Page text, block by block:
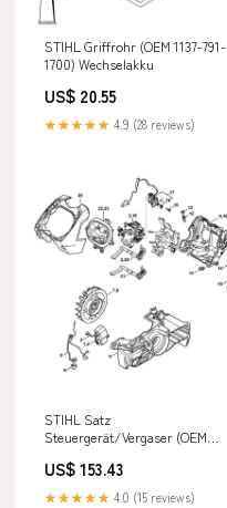
STIHL Griffrohr (OEM 1137-791-
1700) Wechselakku
US$ 20.55
★★★★★ 4.9 (28 reviews)
STIHL Satz
Steuergerät/Vergaser (OEM
US$ 153.43
★★★★★ 4.0 (15 reviews)